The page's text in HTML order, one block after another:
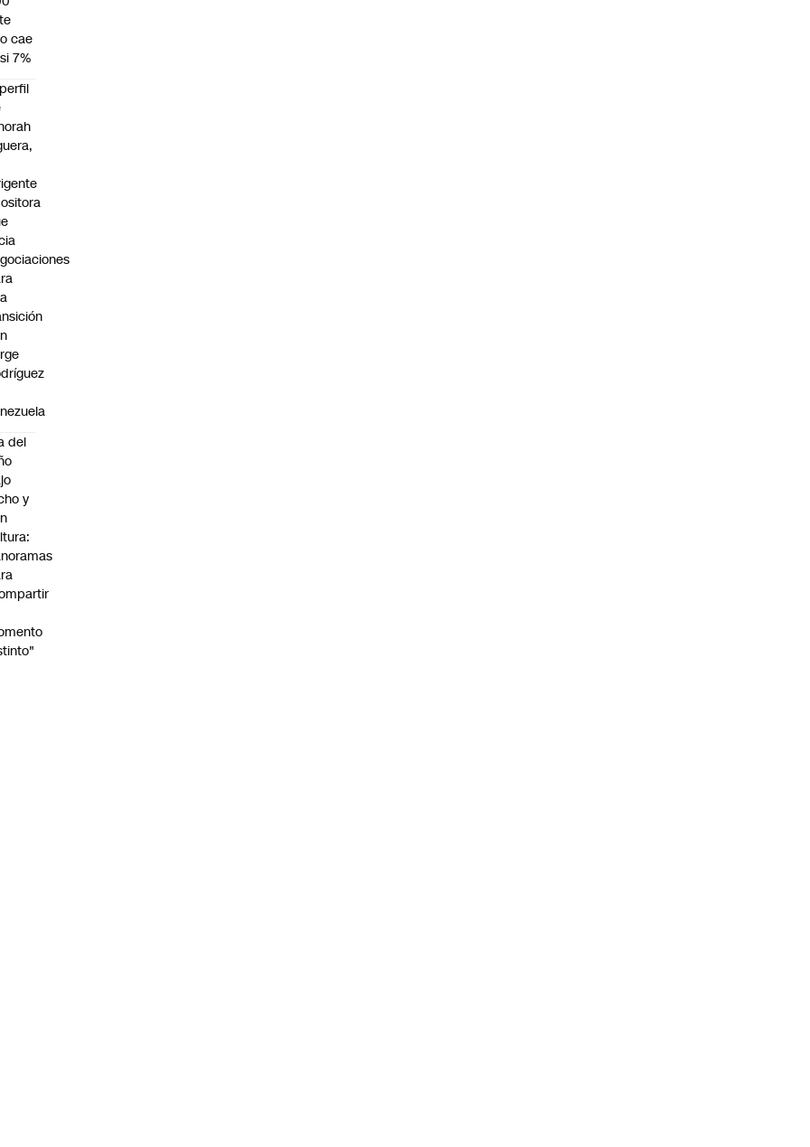
cae
7%
del
y